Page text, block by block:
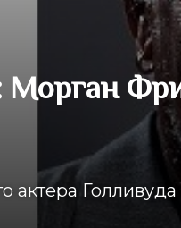
Морган
актера